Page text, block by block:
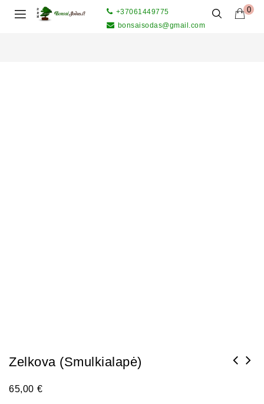
0
+37061449775
bonsaisodas@gmail.com
Zelkova (smulkialapė)
65,00 €